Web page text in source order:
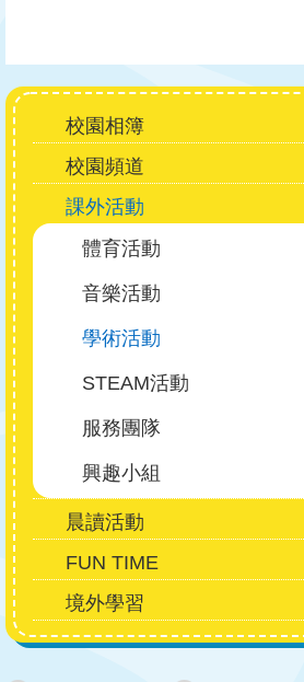
Main
navigation
校園相簿
校園頻道
課外活動
體育活動
音樂活動
學術活動
STEAM活動
服務團隊
興趣小組
晨讀活動
FUN TIME
境外學習